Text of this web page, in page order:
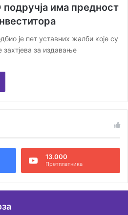
има предност
је пет уставних жалби које су
за издавање
13.000
Претплатника